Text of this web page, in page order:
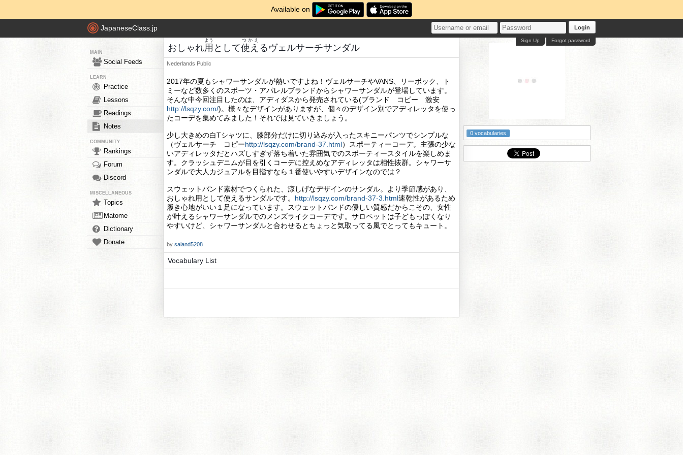
Available on
JapaneseClass.jp Login
Forgot password
Sign Up
MAIN
Social Feeds
LEARN
Practice
Lessons
Readings
Notes
COMMUNITY
Rankings
Forum
Discord
MISCELLANEOUS
Topics
Matome
Dictionary
Donate
おしゃれ用
よう
として使え
つかえ
るヴェルサーチサンダル
Nederlands Public
2017年の夏もシャワーサンダルが熱いですよね！ヴェルサーチやVANS、リーボック、ト
ミーなど数多くのスポーツ・アパレルブランドからシャワーサンダルが登場しています。
そんな中今回注目したのは、アディダスから発売されている(ブランド コピー 激安
http://lsqzy.com/)。様々なデザインがありますが、個々のデザイン別でアディレッタを使っ
たコーデを集めてみました！それでは見ていきましょう。
少し大きめの白Tシャツに、膝部分だけに切り込みが入ったスキニーパンツでシンプルな
（ヴェルサーチ コピーhttp://lsqzy.com/brand-37.html）スポーティーコーデ。主張の少な
いアディレッタだとハズしすぎず落ち着いた雰囲気でのスポーティースタイルを楽しめま
す。クラッシュデニムが目を引くコーデに控えめなアディレッタは相性抜群。シャワーサ
ンダルで大人カジュアルを目指すなら１番使いやすいデザインなのでは？
スウェットバンド素材でつくられた、涼しげなデザインのサンダル。より季節感があり、
おしゃれ用として使えるサンダルです。 http://lsqzy.com/brand-37-3.html速乾性があるため
履き心地がいい１足になっています。スウェットバンドの優しい質感だからこその、女性
が叶えるシャワーサンダルでのメンズライクコーデです。サロペットは子どもっぽくなり
やすいけど、シャワーサンダルと合わせるとちょっと気取ってる風でとってもキュート。
by saland5208
Vocabulary List
0 vocabularies